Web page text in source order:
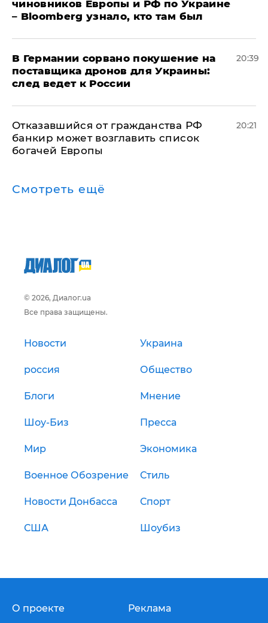
чиновников Европы и РФ по Украине
– Bloomberg узнало, кто там был
​В Германии сорвано покушение на
поставщика дронов для Украины:
след ведет к России
20:39
Отказавшийся от гражданства РФ
банкир может возглавить список
богачей Европы
20:21
Смотреть ещё
© 2026, Диалог.ua
Все права защищены.
Новости Украина
россия Общество
Блоги Мнение
Шоу-Биз Пресса
Мир Экономика
Военное Обозрение Стиль
Новости Донбасса Спорт
США Шоубиз
О проекте Реклама